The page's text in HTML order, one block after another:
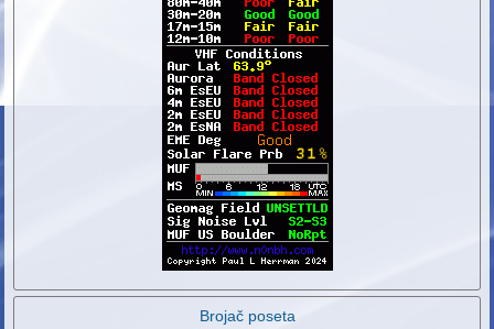
Brojač poseta